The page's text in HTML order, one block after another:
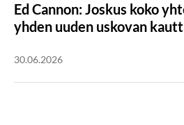
Ed Cannon: Joskus koko
yhden uuden uskovan
30.06.2026